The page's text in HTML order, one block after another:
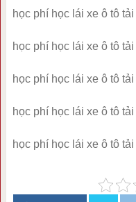
học phí học lái xe ô tô
học phí học lái xe ô tô
học phí học lái xe ô tô
học phí học lái xe ô tô
học phí học lái xe ô tô